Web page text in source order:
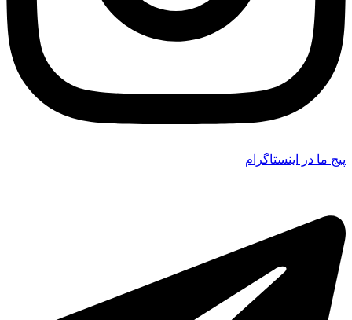
پیج ما در اینستاگرام